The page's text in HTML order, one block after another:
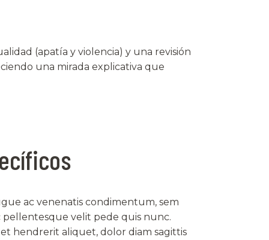
(apatía y violencia) y una revisión
una mirada explicativa que
ac venenatis condimentum, sem
velit pede quis nunc.
hendrerit aliquet, dolor diam sagittis